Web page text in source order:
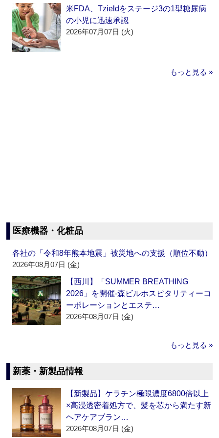
米FDA、Tzieldをステージ3の1型糖尿病
の小児に迅速承認
2026年07月07日 (火)
もっと見る »
医療機器・化粧品
各社の「令和8年熊本地震」被災地への支援（順位不動）
2026年08月07日 (金)
【西川】「SUMMER BREATHING
2026」を開催‐森ビルホスピタリティーコ
ーポレーションとエステ…
2026年08月07日 (金)
もっと見る »
新薬・新製品情報
【新製品】ケラチン極限濃度6800倍以上
×高浸透密着処方で、髪を芯から満たす新
ヘアケアブラン…
2026年08月07日 (金)